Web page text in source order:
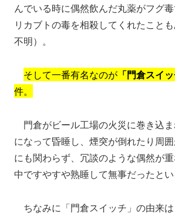
んでいる時に偶然飲んだ丸薬がフグ
リカブトの毒を相殺してくれたこと
不明）。
そして一番有名なのが 「門倉スイッ
件。
門倉がビール工場の火災に巻き込
になって昏睡し、煙突が倒れたり周
にも関わらず、冗談のような偶然が
中ですやすや熟睡して無事だったとい
ちなみに「門倉スイッチ」の由来